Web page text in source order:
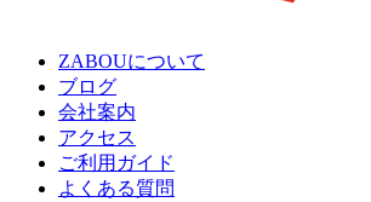
ZABOUについて
ブログ
会社案内
アクセス
ご利用ガイド
よくある質問